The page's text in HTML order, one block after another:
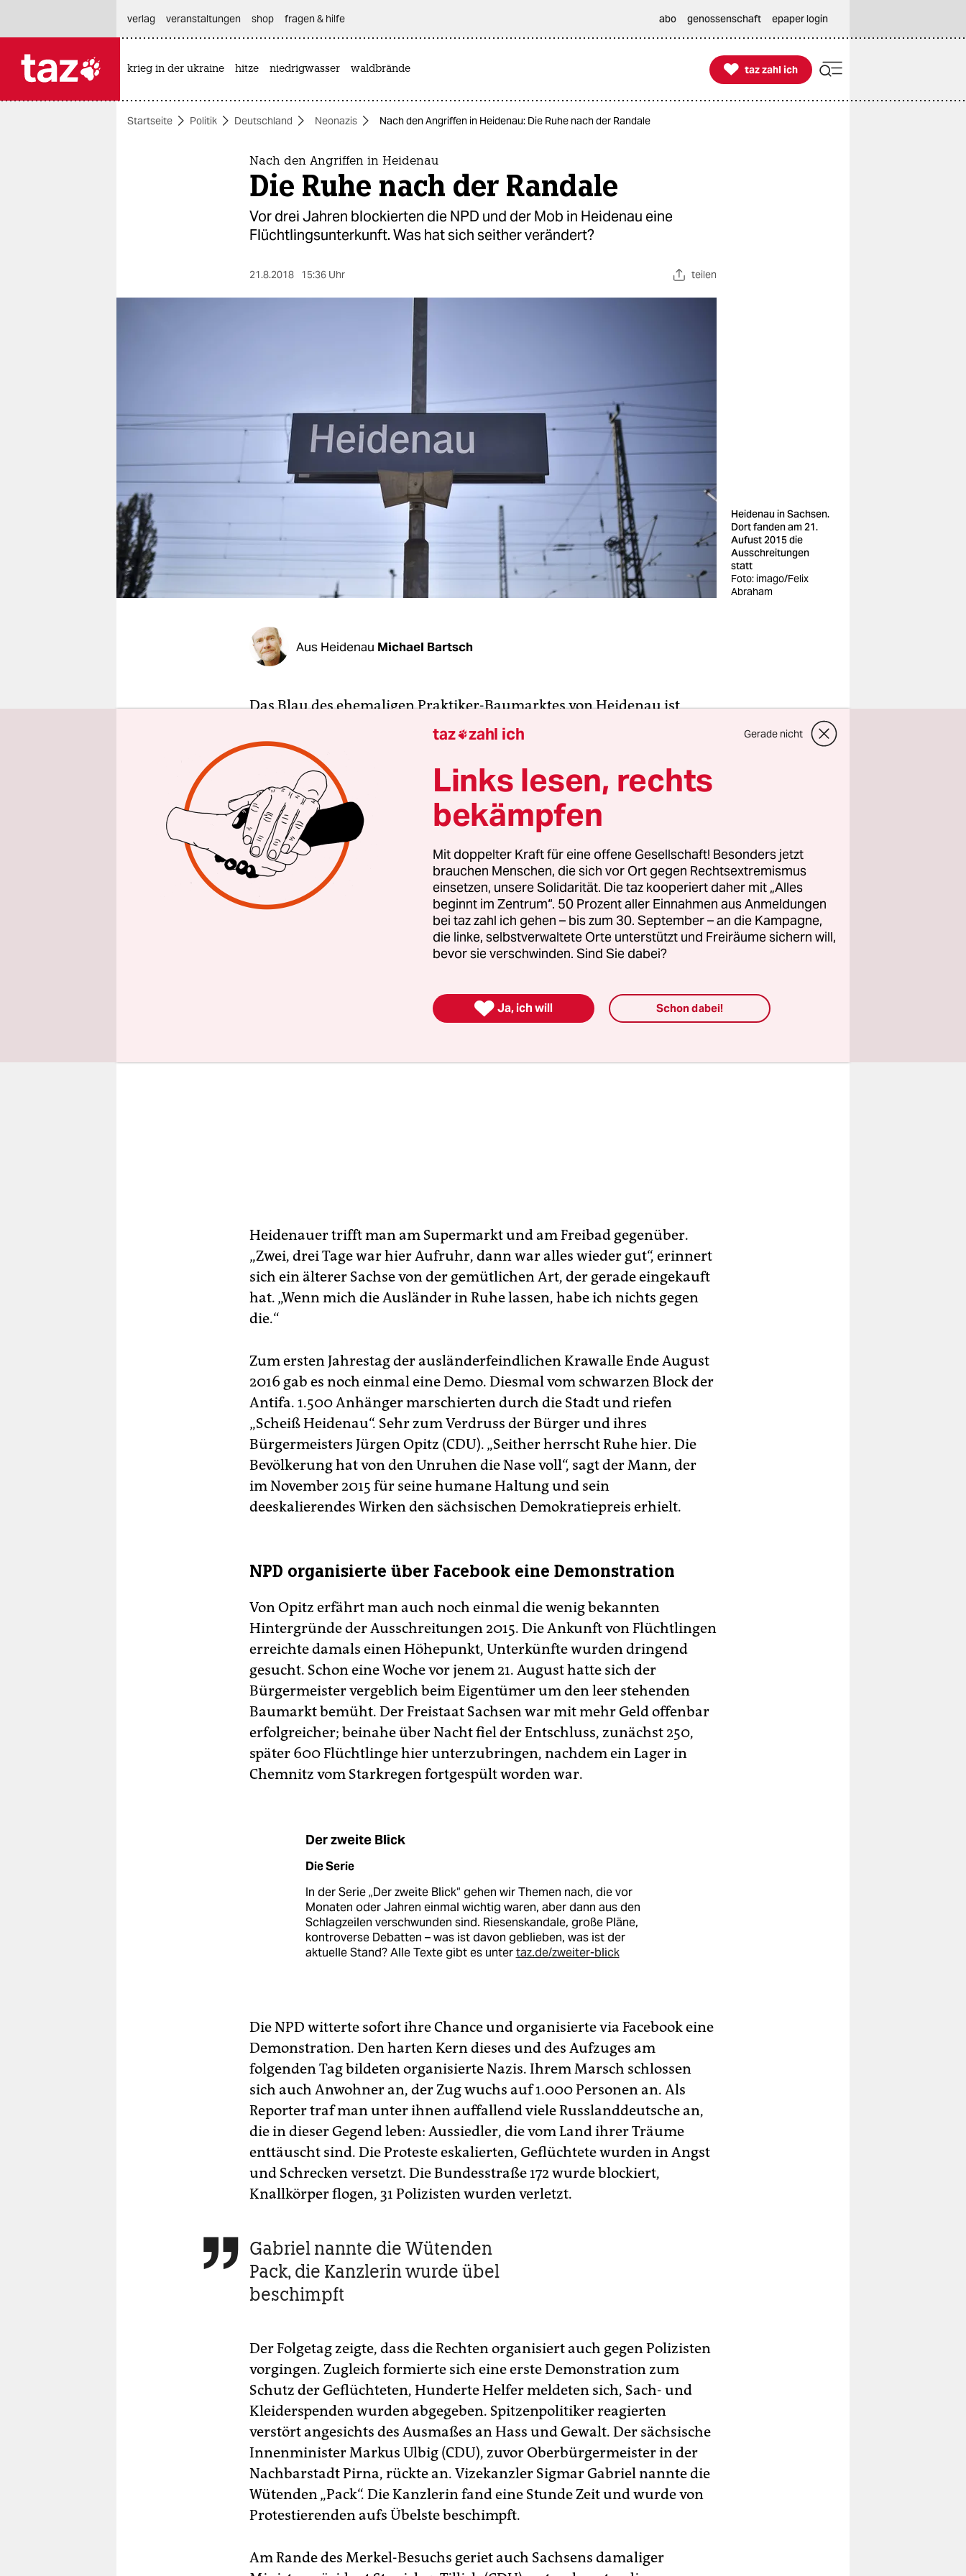
themen
verlag
shop
fragen & hilfe
unterstützen
abo
verlag
veranstaltungen shop fragen & hilfe abo genossenschaft epaper login
krieg in der ukraine hitze niedrigwasser waldbrände 
taz zahl ich
taz zahl ich
Startseite Politik Deutschland Neonazis Nach den Angriffen in Heidenau: Die Ruhe nach der Randale
Nach den Angriffen in Heidenau
Die Ruhe nach der Randale
Vor drei Jahren blockierten die NPD und der Mob in Heidenau eine
Flüchtlingsunterkunft. Was hat sich seither verändert?
21.8.2018 15:36 Uhr teilen
Heidenau in Sachsen.
Dort fanden am 21.
Aufust 2015 die
Ausschreitungen
statt
Foto: imago/Felix
Abraham
Aus Heidenau Michael Bartsch
Das Blau des ehemaligen Praktiker-Baumarktes von Heidenau ist
einem roten Anstrich gewichen. Ein kleines Schild „Möbelwerk
Heidenau“ nennt den neuen Eigentümer. Von einer Nutzung ist aber
keine Spur zu entdecken. Eingezäunt, vergittert und verwaist liegt der
Schauplatz der pogromähnlichen Ausschreitungen im sächsischen
Heidenau am 21. August 2015.
Nichts erinnert hier mehr an die vor drei Jahren eingerichtete
Erstaufnahme für Flüchtlinge, gegen die sich organisierter Hass von
Nazis und spontaner Protest von Anwohnern gerichtet hatte. Ein
knappes Jahr später, Ende Juni 2016, war die Unterkunft vom Freistaat
Sachsen geschlossen worden.
Heidenauer trifft man am Supermarkt und am Freibad gegen­über.
„Zwei, drei Tage war hier Aufruhr, dann war alles wieder gut“, erinnert
sich ein älterer Sachse von der gemütlichen Art, der gerade eingekauft
hat. „Wenn mich die Ausländer in Ruhe lassen, habe ich nichts gegen
die.“
Zum ersten Jahrestag der ausländerfeindlichen Krawalle Ende August
2016 gab es noch einmal eine Demo. Diesmal vom schwarzen Block der
Antifa. 1.500 Anhänger marschierten durch die Stadt und riefen
„Scheiß Heidenau“. Sehr zum Verdruss der Bürger und ihres
Bürgermeisters Jürgen Opitz (CDU). „Seither herrscht Ruhe hier. Die
Bevölkerung hat von den Unruhen die Nase voll“, sagt der Mann, der
im November 2015 für seine humane Haltung und sein
deeskalierendes Wirken den sächsischen Demokratiepreis erhielt.
NPD organisierte über Facebook eine Demonstration
Von Opitz erfährt man auch noch einmal die wenig bekannten
Hintergründe der Ausschreitungen 2015. Die Ankunft von Flüchtlingen
erreichte damals einen Höhepunkt, Unterkünfte wurden dringend
gesucht. Schon eine Woche vor jenem 21. August hatte sich der
Bürgermeister vergeblich beim Eigentümer um den leer stehenden
Baumarkt bemüht. Der Freistaat Sachsen war mit mehr Geld offenbar
erfolgreicher; beinahe über Nacht fiel der Entschluss, zunächst 250,
später 600 Flüchtlinge hier unterzubringen, nachdem ein Lager in
Chemnitz vom Starkregen fortgespült worden war.
Der zweite Blick
Die Serie
In der Serie „Der zweite Blick“ gehen wir Themen nach, die vor
Monaten oder Jahren einmal wichtig waren, aber dann aus den
Schlagzeilen verschwunden sind. Riesenskandale, große Pläne,
kontroverse Debatten – was ist davon geblieben, was ist der
aktuelle Stand? Alle Texte gibt es untertaz.de/zweiter-blick
Die NPD witterte sofort ihre Chance und organisierte via Facebook eine
Demonstration. Den harten Kern dieses und des Aufzuges am
folgenden Tag bildeten organisierte Nazis. Ihrem Marsch schlossen
sich auch Anwohner an, der Zug wuchs auf 1.000 Personen an. Als
Reporter traf man unter ihnen auffallend viele Russlanddeutsche an,
die in dieser Gegend leben: Aussiedler, die vom Land ihrer Träume
enttäuscht sind. Die Proteste eskalierten, Geflüchtete wurden in Angst
und Schrecken versetzt. Die Bundesstraße 172 wurde blockiert,
Knallkörper flogen, 31 Polizisten wurden verletzt.
 Gabriel nannte die Wütenden
Pack, die Kanzlerin wurde übel
beschimpft
Der Folgetag zeigte, dass die Rechten organisiert auch ­gegen Polizisten
vorgingen. Zugleich formierte sich eine erste Demonstration zum
Schutz der Geflüchteten, Hunderte Helfer meldeten sich, Sach- und
Kleiderspenden wurden abgegeben. Spitzenpolitiker reagierten
verstört angesichts des Ausmaßes an Hass und Gewalt. Der sächsische
Innenminister Markus Ulbig (CDU), zuvor Oberbürgermeister in der
Nachbarstadt Pirna, rückte an. Vizekanzler Sigmar Gabriel nannte die
Wütenden „Pack“. Die Kanzlerin fand eine Stunde Zeit und wurde von
Protestierenden aufs Übelste beschimpft.
Am Rande des Merkel-Besuchs geriet auch Sachsens damaliger
taz zahl ich Gerade nicht
Links lesen, rechts
bekämpfen
Mit doppelter Kraft für eine offene Gesellschaft! Besonders jetzt
brauchen Menschen, die sich vor Ort gegen Rechtsextremismus
einsetzen, unsere Solidarität. Die taz kooperiert daher mit „Alles
beginnt im Zentrum“. 50 Prozent aller Einnahmen aus Anmeldungen
bei taz zahl ich gehen – bis zum 30. September – an die Kampagne,
die linke, selbstverwaltete Orte unterstützt und Freiräume sichern will,
bevor sie verschwinden. Sind Sie dabei?
 Ja, ich will Schon dabei!